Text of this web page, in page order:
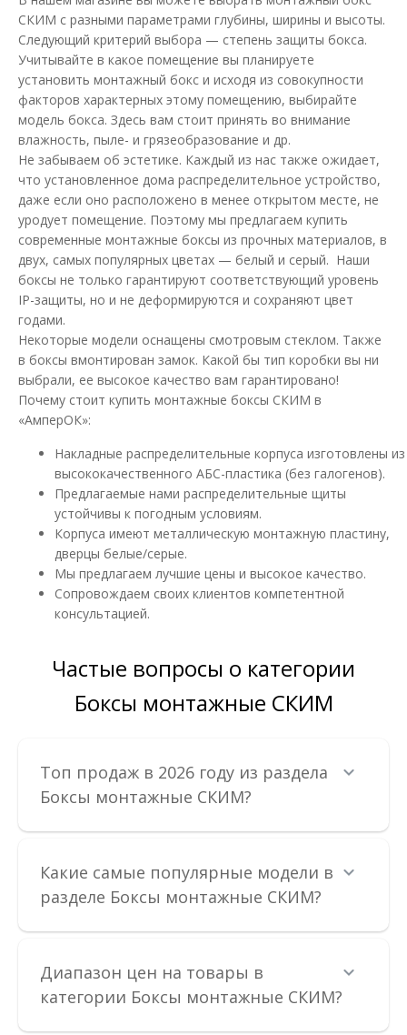
Бокс монтажный пластиковый СКИМ 500х400х180
с панелью IP65 прозрачная дверца
Доступность: В наличии
Бокси монтажные СКИМ выполнены из ударопрочного ABS
пластика и предназначены для обеспечения за..
2 345.70 грн
В закладки
с панелью IP65
Доступность: В наличии
СКИМ с разными параметрами глубины, ширины и высоты.
Следующий критерий выбора — степень защиты бокса.
Учитывайте в какое помещение вы планируете
установить монтажный бокс и исходя из совокупности
факторов характерных этому помещению, выбирайте
модель бокса. Здесь вам стоит принять во внимание
влажность, пыле- и грязеобразование и др.
Не забываем об эстетике. Каждый из нас также ожидает,
что установленное дома распределительное устройство,
даже если оно расположено в менее открытом месте, не
уродует помещение. Поэтому мы предлагаем купить
современные монтажные боксы из прочных материалов, в
двух, самых популярных цветах — белый и серый. Наши
боксы не только гарантируют соответствующий уровень
IP-защиты, но и не деформируются и сохраняют цвет
годами.
Некоторые модели оснащены смотровым стеклом. Также
в боксы вмонтирован замок. Какой бы тип коробки вы ни
выбрали, ее высокое качество вам гарантировано!
Почему стоит купить монтажные боксы СКИМ в
«АмперОК»:
Накладные распределительные корпуса изготовлены из
высококачественного АБС-пластика (без галогенов).
Предлагаемые нами распределительные щиты
устойчивы к погодным условиям.
Корпуса имеют металлическую монтажную пластину,
дверцы белые/серые.
Мы предлагаем лучшие цены и высокое качество.
Сопровождаем своих клиентов компетентной
консультацией.
Частые вопросы о категории
Боксы монтажные СКИМ
Топ продаж в 2026 году из раздела
Боксы монтажные СКИМ?
Какие самые популярные модели в
разделе Боксы монтажные СКИМ?
Диапазон цен на товары в
категории Боксы монтажные СКИМ?